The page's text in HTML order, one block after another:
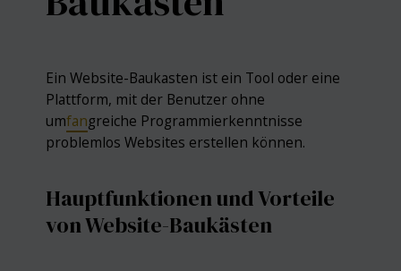
Ein Website-Baukasten ist ein Tool oder eine
Plattform, mit der Benutzer ohne
umfangreiche Programmierkenntnisse
problemlos Websites erstellen können.
Hauptfunktionen und Vorteile
von Website-Baukästen